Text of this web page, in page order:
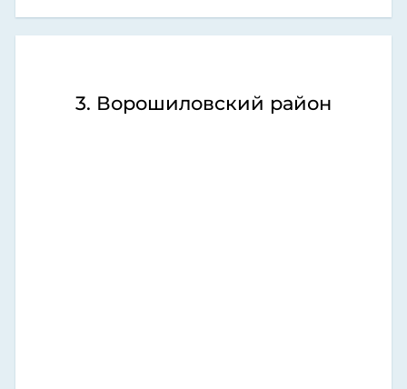
3. Ворошиловский район